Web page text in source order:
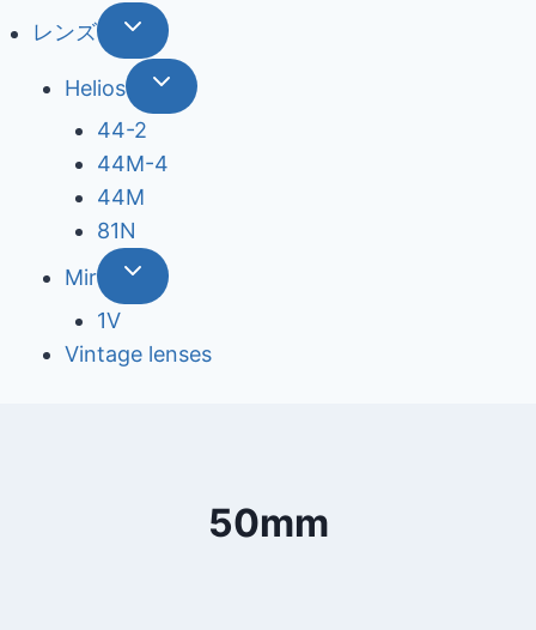
レンズ
Helios
44-2
44М-4
44М
81N
Mir
1V
Vintage lenses
50mm